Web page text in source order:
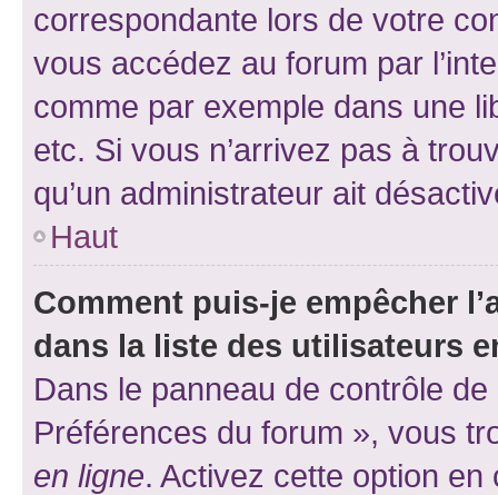
correspondante lors de votre
vous accédez au forum par
comme par exemple dans une
etc. Si vous n’arrivez pas à
qu’un administrateur ait
Haut
Comment puis-je empêcher
dans la liste des utilisateurs
Dans le panneau de contrôle
Préférences du forum », vous
en ligne. Activez cette option